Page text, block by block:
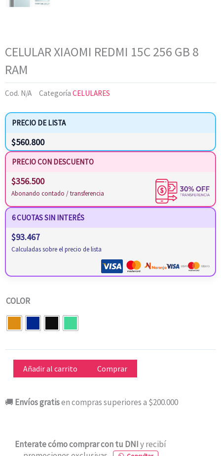
CELULAR XIAOMI REDMI 15C 256 GB 8
RAM
Cod. N/A Categoría CELULARES
PRECIO DE LISTA
$560.800
PRECIO CON DESCUENTO
$356.500
Abonando contado / transferencia
6 CUOTAS SIN INTERÉS
$93.467
Calculadas sobre el precio de lista
COLOR
CELULAR
XIAOMI
Añadir al carrito Comprar
🚚 Envíos gratisen compras superiores a $200.000
Enterate cómo comprar con tu DNIy recibí